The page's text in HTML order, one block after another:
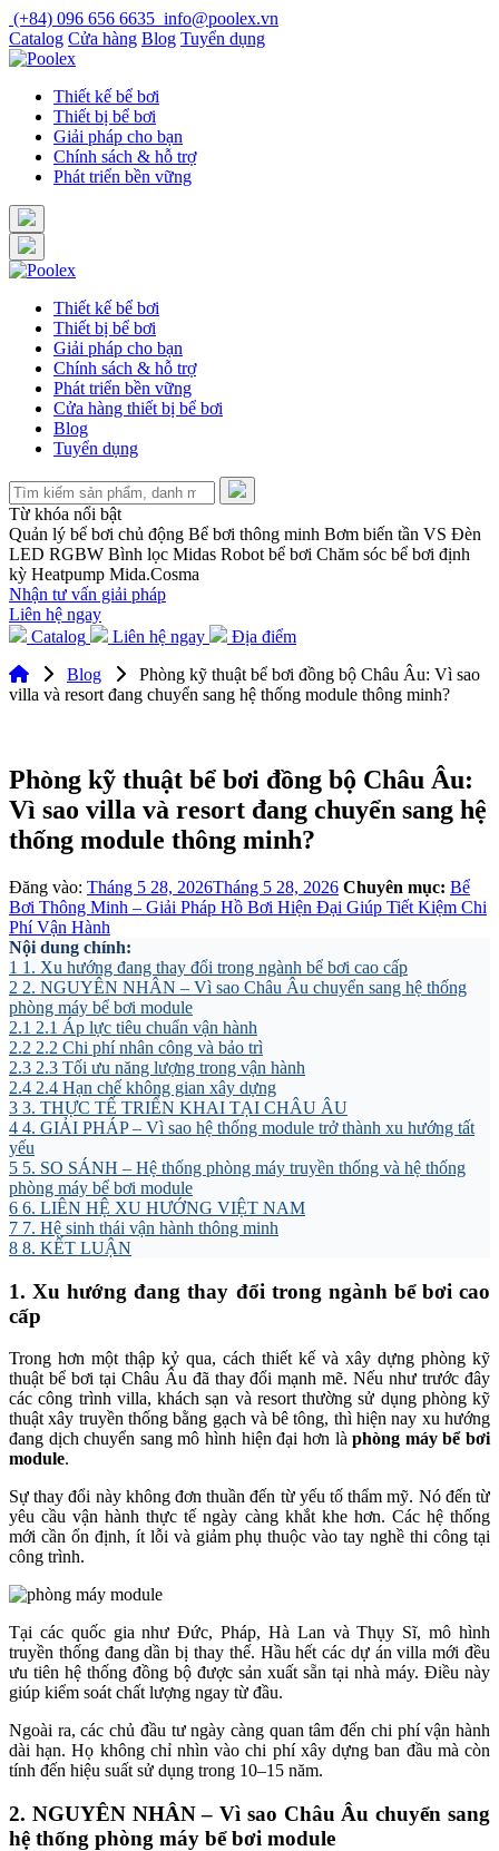
Skip
to
content
(+84) 096 656 6635 info@poolex.vn
Catalog Cửa hàng Blog Tuyển dụng
Thiết kế bể bơi
Thiết bị bể bơi
Giải pháp cho bạn
Chính sách & hỗ trợ
Phát triển bền vững
Thiết kế bể bơi
Thiết bị bể bơi
Giải pháp cho bạn
Chính sách & hỗ trợ
Phát triển bền vững
Cửa hàng thiết bị bể bơi
Blog
Tuyển dụng
Từ khóa nổi bật
Quản lý bể bơi chủ động Bể bơi thông minh Bơm biến tần VS Đèn
LED RGBW Bình lọc Midas Robot bể bơi Chăm sóc bể bơi định
kỳ Heatpump Mida.Cosma
Nhận tư vấn giải pháp
Liên hệ ngay
Catalog
Liên hệ ngay
Địa điểm
Blog
Phòng kỹ thuật bể bơi đồng bộ Châu Âu: Vì sao
villa và resort đang chuyển sang hệ thống module thông minh?
Phòng kỹ thuật bể bơi đồng bộ Châu Âu:
Vì sao villa và resort đang chuyển sang hệ
thống module thông minh?
Đăng vào: Tháng 5 28, 2026Tháng 5 28, 2026 Chuyên mục: Bể
Bơi Thông Minh – Giải Pháp Hồ Bơi Hiện Đại Giúp Tiết Kiệm Chi
Phí Vận Hành
Nội dung chính:
1 1. Xu hướng đang thay đổi trong ngành bể bơi cao cấp
2 2. NGUYÊN NHÂN – Vì sao Châu Âu chuyển sang hệ thống
phòng máy bể bơi module
2.1 2.1 Áp lực tiêu chuẩn vận hành
2.2 2.2 Chi phí nhân công và bảo trì
2.3 2.3 Tối ưu năng lượng trong vận hành
2.4 2.4 Hạn chế không gian xây dựng
3 3. THỰC TẾ TRIỂN KHAI TẠI CHÂU ÂU
4 4. GIẢI PHÁP – Vì sao hệ thống module trở thành xu hướng tất
yếu
5 5. SO SÁNH – Hệ thống phòng máy truyền thống và hệ thống
phòng máy bể bơi module
6 6. LIÊN HỆ XU HƯỚNG VIỆT NAM
7 7. Hệ sinh thái vận hành thông minh
8 8. KẾT LUẬN
1. Xu hướng đang thay đổi trong ngành bể bơi cao
cấp
Trong hơn một thập kỷ qua, cách thiết kế và xây dựng phòng kỹ
thuật bể bơi tại Châu Âu đã thay đổi mạnh mẽ. Nếu như trước đây
các công trình villa, khách sạn và resort thường sử dụng phòng kỹ
thuật xây truyền thống bằng gạch và bê tông, thì hiện nay xu hướng
đang dịch chuyển sang mô hình hiện đại hơn làphòng máy bể bơi
module.
Sự thay đổi này không đơn thuần đến từ yếu tố thẩm mỹ. Nó đến từ
yêu cầu vận hành thực tế ngày càng khắt khe hơn. Các hệ thống
mới cần ổn định, ít lỗi và giảm phụ thuộc vào tay nghề thi công tại
công trình.
Tại các quốc gia như Đức, Pháp, Hà Lan và Thụy Sĩ, mô hình
truyền thống đang dần bị thay thế. Hầu hết các dự án villa mới đều
ưu tiên hệ thống đồng bộ được sản xuất sẵn tại nhà máy. Điều này
giúp kiểm soát chất lượng ngay từ đầu.
Ngoài ra, các chủ đầu tư ngày càng quan tâm đến chi phí vận hành
dài hạn. Họ không chỉ nhìn vào chi phí xây dựng ban đầu mà còn
tính đến hiệu suất sử dụng trong 10–15 năm.
2. NGUYÊN NHÂN – Vì sao Châu Âu chuyển sang
hệ thống phòng máy bể bơi module